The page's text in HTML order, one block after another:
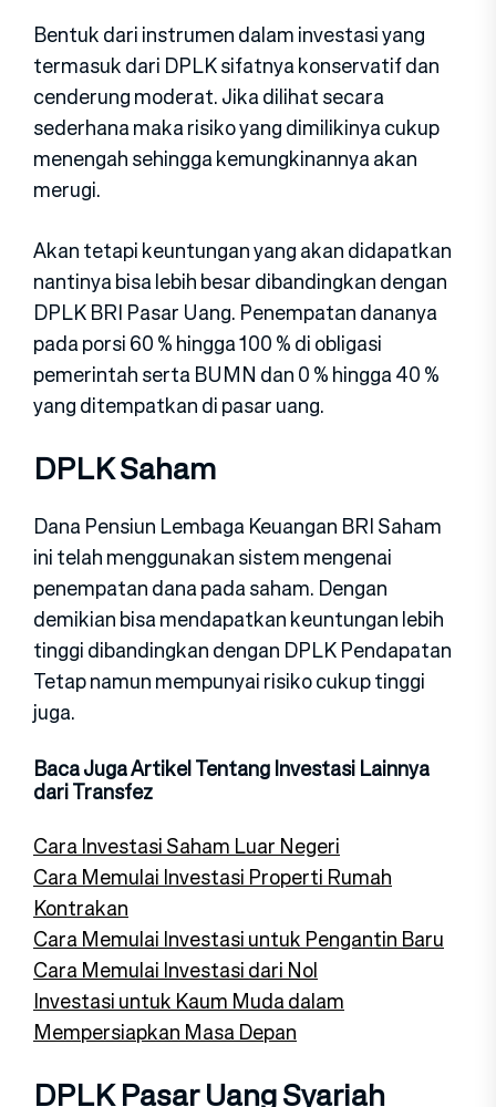
Bentuk dari instrumen dalam investasi yang
termasuk dari DPLK sifatnya konservatif dan
cenderung moderat. Jika dilihat secara
sederhana maka risiko yang dimilikinya cukup
menengah sehingga kemungkinannya akan
merugi.
Akan tetapi keuntungan yang akan didapatkan
nantinya bisa lebih besar dibandingkan dengan
DPLK BRI Pasar Uang. Penempatan dananya
pada porsi 60 % hingga 100 % di obligasi
pemerintah serta BUMN dan 0 % hingga 40 %
yang ditempatkan di pasar uang.
DPLK Saham
Dana Pensiun Lembaga Keuangan BRI Saham
ini telah menggunakan sistem mengenai
penempatan dana pada saham. Dengan
demikian bisa mendapatkan keuntungan lebih
tinggi dibandingkan dengan DPLK Pendapatan
Tetap namun mempunyai risiko cukup tinggi
juga.
Baca Juga Artikel Tentang Investasi Lainnya
dari Transfez
Cara Investasi Saham Luar Negeri
Cara Memulai Investasi Properti Rumah
Kontrakan
Cara Memulai Investasi untuk Pengantin Baru
Cara Memulai Investasi dari Nol
Investasi untuk Kaum Muda dalam
Mempersiapkan Masa Depan
DPLK Pasar Uang Syariah